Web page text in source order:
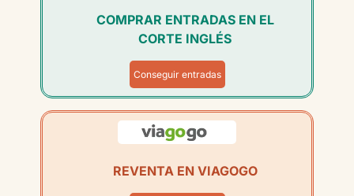
COMPRAR ENTRADAS EN EL
CORTE INGLÉS
Conseguir entradas
REVENTA EN VIAGOGO